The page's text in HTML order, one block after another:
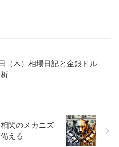
（木）相場日記と金銀ドル
関のメカニズ
える